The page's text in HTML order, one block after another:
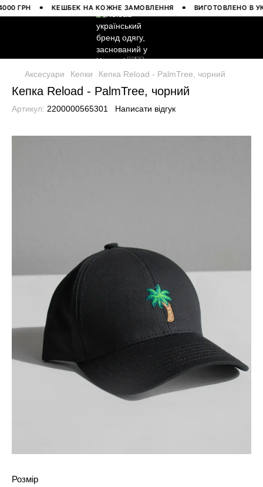
ГРН КЕШБЕК НА КОЖНЕ ЗАМОВЛЕННЯ ВИГОТОВЛЕНО В
Аксесуари Кепки Кепка Reload - PalmTree, чорний
Кепка Reload - PalmTree, чорний
Артикул: 2200000565301 Написати відгук
Розмір